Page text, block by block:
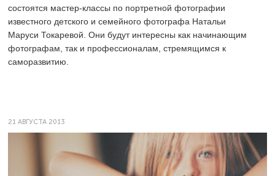
состоятся мастер-классы по портретной фотографии
известного детского и семейного фотографа Натальи
Маруси Токаревой. Они будут интересны как начинающим
фотографам, так и профессионалам, стремящимся к
саморазвитию.
21 АВГУСТА 2013